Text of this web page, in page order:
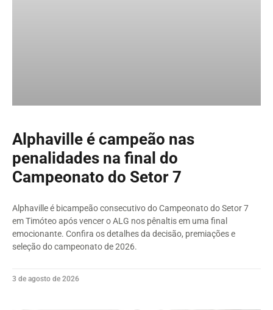
Alphaville é campeão nas
penalidades na final do
Campeonato do Setor 7
Alphaville é bicampeão consecutivo do Campeonato do Setor 7
em Timóteo após vencer o ALG nos pênaltis em uma final
emocionante. Confira os detalhes da decisão, premiações e
seleção do campeonato de 2026.
3 de agosto de 2026